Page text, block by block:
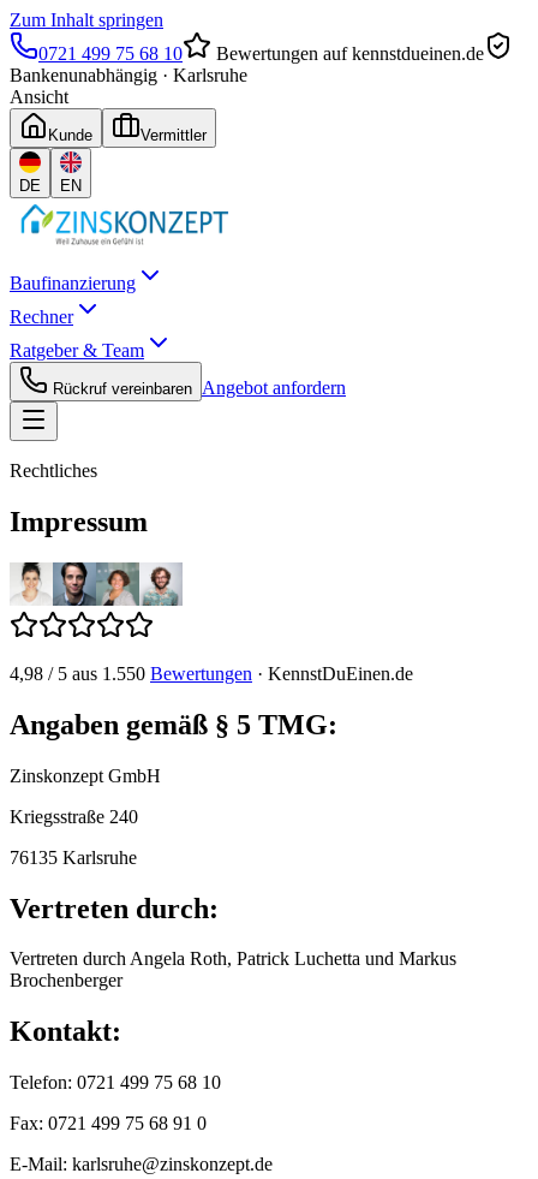
Zum Inhalt springen
0721 499 75 68 10
Bewertungen auf kennstdueinen.de
Bankenunabhängig · Karlsruhe
Ansicht
Kunde Vermittler
DE EN
Baufinanzierung
Rechner
Ratgeber & Team
Rückruf vereinbaren Angebot anfordern
Rechtliches
Impressum
4,98 / 5 aus 1.550 Bewertungen · KennstDuEinen.de
Angaben gemäß § 5 TMG:
Zinskonzept GmbH
Kriegsstraße 240
76135 Karlsruhe
Vertreten durch:
Vertreten durch Angela Roth, Patrick Luchetta und Markus
Brochenberger
Kontakt:
Telefon: 0721 499 75 68 10
Fax: 0721 499 75 68 91 0
E-Mail: karlsruhe@zinskonzept.de